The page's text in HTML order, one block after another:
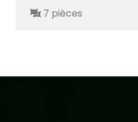
7 pièces